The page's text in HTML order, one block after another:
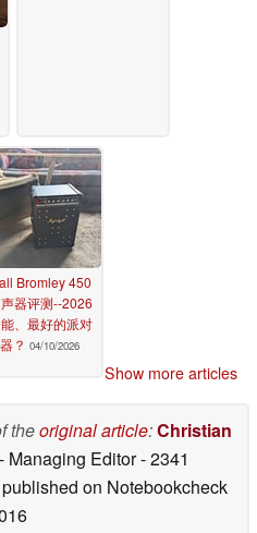
Bromley 450
器评测--2026
、最好的派对
？ 04/10/2026
Show more articles
theoriginal article:Christian
- Managing Editor- 2341
on Notebookcheck